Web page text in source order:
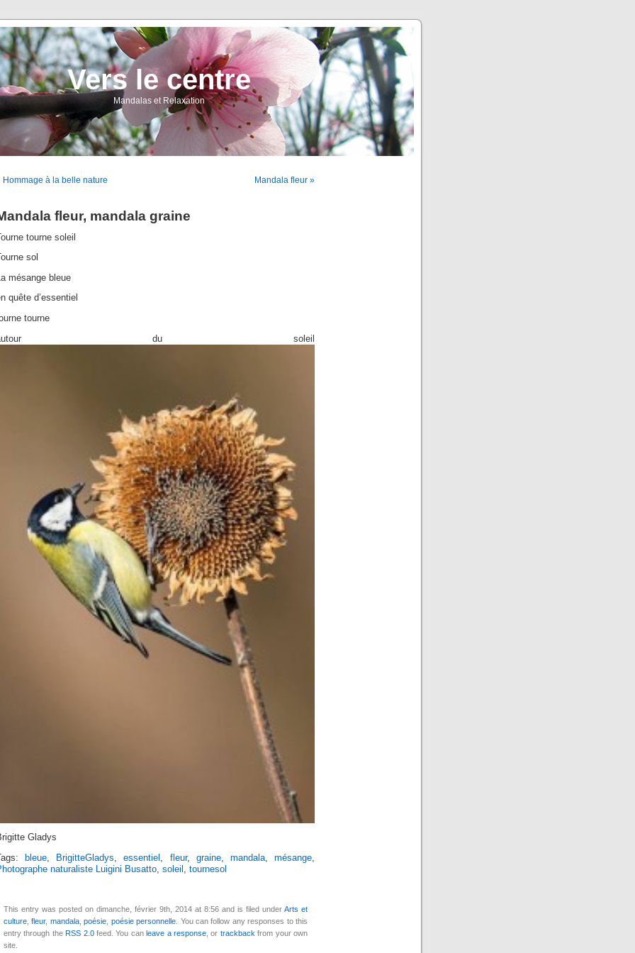
Vers le centre
Mandalas et Relaxation
Hommage à la belle nature Mandala fleur »
fleur, mandala graine
tourne soleil
sol
mésange bleue
quête d’essentiel
tourne
du soleil
Gladys
bleue BrigitteGladys ,essentiel fleur, graine, mandala,mésange
naturaliste Luigini Busatto soleil tournesol
This entry was posted on dimanche, février 9th, 2014 at 8:56 and is filed under Arts et
culture ,fleur, mandala,poésie poésie personnelle . You can follow any responses to this
entry through theRSS 2.0feed. You canleave a response , or trackback from your own
site.